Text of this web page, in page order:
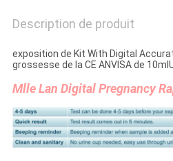
Description de produit
exposition de Kit With Digital
grossesse de la CE ANVISA de
Mlle Lan Digital Pregnancy